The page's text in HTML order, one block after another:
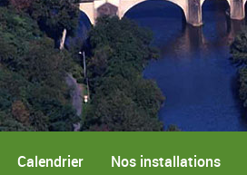
Calendrier Nos installations